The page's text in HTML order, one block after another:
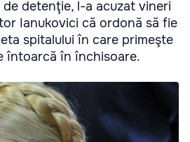
detenţie, l-a acuzat vineri
Ianukovici că ordonă să fie
spitalului în care primeşte
întoarcă în închisoare.